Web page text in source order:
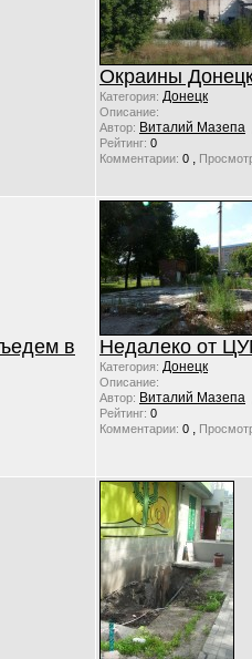
Окраины
Категория: Донецк
Описание:
Автор: Виталий Мазепа
Рейтинг: 0
Комментарии: 0 ,
в
Недалеко от
Категория: Донецк
Описание:
Автор: Виталий Мазепа
Рейтинг: 0
Комментарии: 0 ,